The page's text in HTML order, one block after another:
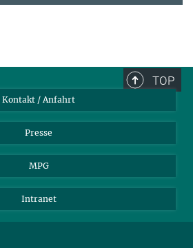
TOP
Kontakt / Anfahrt
Presse
MPG
Intranet